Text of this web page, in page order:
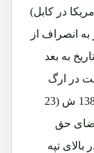
در کابل)
انصراف از
به بعد
در ارگ
امرار حیات کردند ، تا آنکه بتاریخ اول اسد 1386 ش (23
سالگی به رضای حق
تپه